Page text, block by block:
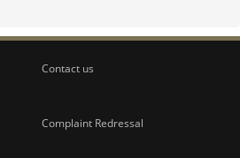
Contact us
Complaint Redressal